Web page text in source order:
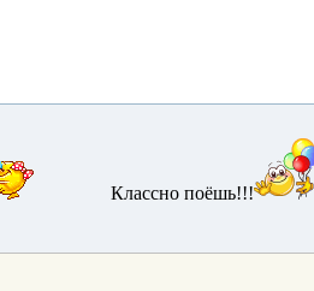
Классно поёшь!!!